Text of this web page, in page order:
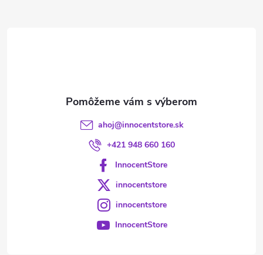
ahoj@innocentstore.sk
+421 948 660 160
InnocentStore
innocentstore
innocentstore
InnocentStore